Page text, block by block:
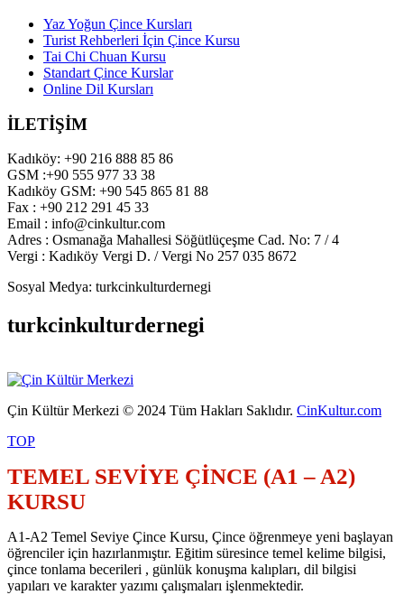
Yaz Yoğun Çince Kursları
Turist Rehberleri İçin Çince Kursu
Tai Chi Chuan Kursu
Standart Çince Kurslar
Online Dil Kursları
İLETİŞİM
Kadıköy: +90 216 888 85 86
GSM :+90 555 977 33 38
Kadıköy GSM: +90 545 865 81 88
Fax : +90 212 291 45 33
Email : info@cinkultur.com
Adres : Osmanağa Mahallesi Söğütlüçeşme Cad. No: 7 / 4
Vergi : Kadıköy Vergi D. / Vergi No 257 035 8672
Sosyal Medya: turkcinkulturdernegi
turkcinkulturdernegi
Çin Kültür Merkezi © 2024 Tüm Hakları Saklıdır. CinKultur.com
TOP
TEMEL SEVİYE ÇİNCE (A1 – A2)
KURSU
A1-A2 Temel Seviye Çince Kursu, Çince öğrenmeye yeni başlayan
öğrenciler için hazırlanmıştır. Eğitim süresince temel kelime bilgisi,
çince tonlama becerileri , günlük konuşma kalıpları, dil bilgisi
yapıları ve karakter yazımı çalışmaları işlenmektedir.